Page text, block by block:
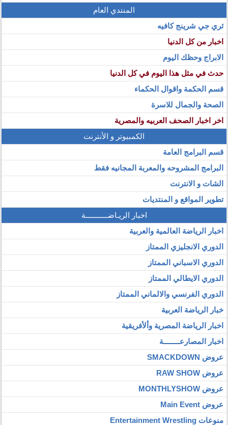
المنتدي العام
ثري جي شرينج كافيه
اخبار من كل الدنيا
الابراج وحظك اليوم
حدث في مثل هذا اليوم في كل الدنيا
قسم الحكمة واقوال الحكماء
الصحة والجمال للاسرة
اخر اخبار الصحف العربيه والمصرية
الكمبيوتر و الأنترنت
قسم البرامج العامة
البرامج المشروحه والمعربة المجانيه فقط
الشات و الانترنت
تطوير المواقع و المنتديات
اخبار الريـاضـــــــــــة
اخبار الرياضة العالمية والعربية
الدوري الانجليزي الممتاز
الدوري الاسباني الممتاز
الدوري الايطالي الممتاز
الدوري الفرنسي والالماني الممتاز
خبار الرياضة العربية
اخبار الرياضة المصرية وألأفريقية
اخبار المصارعــــــــة
عروض SMACKDOWN
عروض RAW SHOW
عروض MONTHLYSHOW
عروض Main Event
منوعات Entertainment Wrestling